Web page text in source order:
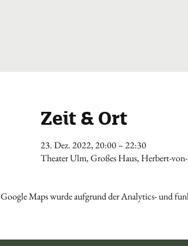
Zeit & Ort
23. Dez. 2022, 20:00 – 22:30
Theater Ulm, Großes Haus, Herbert-
Google Maps wurde aufgrund der Analytics- und